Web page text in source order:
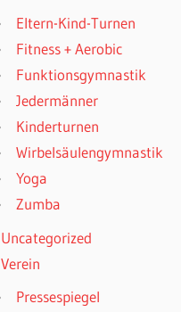
Eltern-Kind-Turnen
Fitness + Aerobic
Funktionsgymnastik
Jedermänner
Kinderturnen
Wirbelsäulengymnastik
Yoga
Zumba
Uncategorized
Verein
Pressespiegel